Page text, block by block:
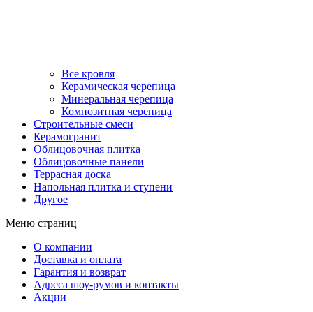
Все кровля
Керамическая черепица
Минеральная черепица
Композитная черепица
Строительные смеси
Керамогранит
Облицовочная плитка
Облицовочные панели
Террасная доска
Напольная плитка и ступени
Другое
Меню страниц
О компании
Доставка и оплата
Гарантия и возврат
Адреса шоу-румов и контакты
Акции